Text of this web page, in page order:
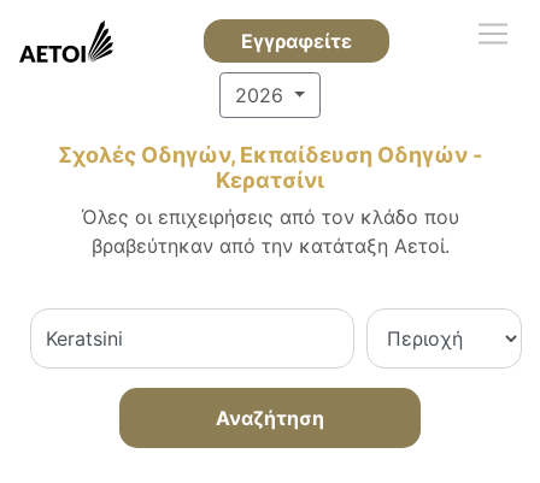
Εγγραφείτε
2026
Σχολές Οδηγών, Εκπαίδευση Οδηγών -
Κερατσίνι
Όλες οι επιχειρήσεις από τον κλάδο που
βραβεύτηκαν από την κατάταξη Αετοί.
Αναζήτηση